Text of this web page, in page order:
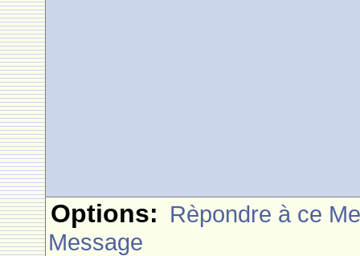
Options: Rèpondre à ce
Message